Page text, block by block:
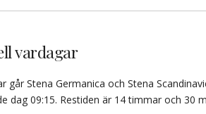
vardagar
går Stena Germanica och Stena
dag 09:15. Restiden är 14 timmar och 30